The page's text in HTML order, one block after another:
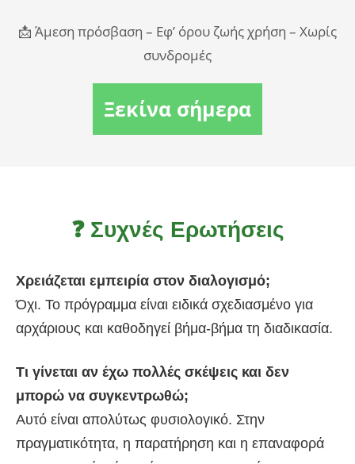
📩 Άμεση πρόσβαση – Εφ’ όρου ζωής χρήση – Χωρίς
συνδρομές
Ξεκίνα σήμερα
❓ Συχνές Ερωτήσεις
Χρειάζεται εμπειρία στον διαλογισμό;
Όχι. Το πρόγραμμα είναι ειδικά σχεδιασμένο για
αρχάριους και καθοδηγεί βήμα-βήμα τη διαδικασία.
Τι γίνεται αν έχω πολλές σκέψεις και δεν
μπορώ να συγκεντρωθώ;
Αυτό είναι απολύτως φυσιολογικό. Στην
πραγματικότητα, η παρατήρηση και η επαναφορά